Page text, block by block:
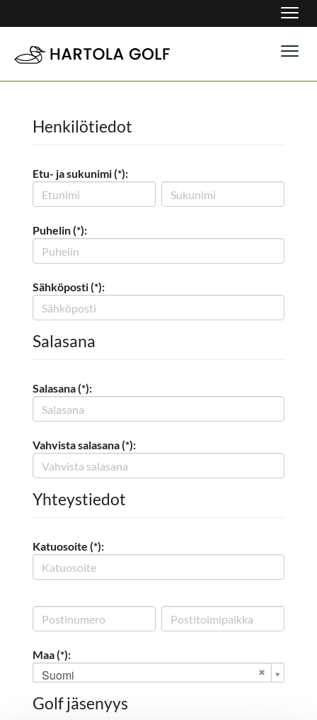
Henkilötiedot
Etu- ja sukunimi (*):
Puhelin (*):
Sähköposti (*):
Salasana
Salasana (*):
Vahvista salasana (*):
Yhteystiedot
Katuosoite (*):
Maa (*):
Suomi
Golf jäsenyys